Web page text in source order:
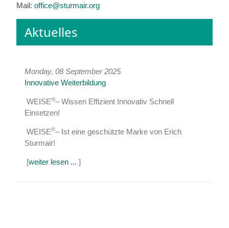
Mail: office@sturmair.org
Aktuelles
Monday, 08 September 2025
Innovative Weiterbildung
WEISE®– Wissen Effizient Innovativ Schnell
Einsetzen!
WEISE®– Ist eine geschützte Marke von Erich
Sturmair!
[weiter lesen ... ]